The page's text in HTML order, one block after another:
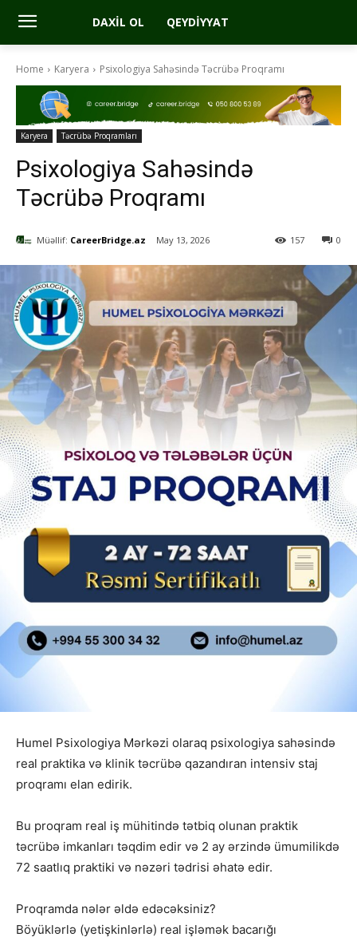
DAXIL OL QEYDIYYAT
Home Karyera Psixologiya Sahəsində Təcrübə Proqramı
Karyera Təcrübə Proqramları
Psixologiya Sahəsində
Təcrübə Proqramı
Müəllif: CareerBridge.az May 13, 2026 0
157
Humel Psixologiya Mərkəzi olaraq psixologiya sahəsində
real praktika və klinik təcrübə qazandıran intensiv staj
proqramı elan edirik.
Bu proqram real iş mühitində tətbiq olunan praktik
təcrübə imkanları təqdim edir və 2 ay ərzində ümumilikdə
72 saatlıq praktiki və nəzəri tədrisi əhatə edir.
Proqramda nələr əldə edəcəksiniz?
Böyüklərlə (yetişkinlərlə) real işləmək bacarığı